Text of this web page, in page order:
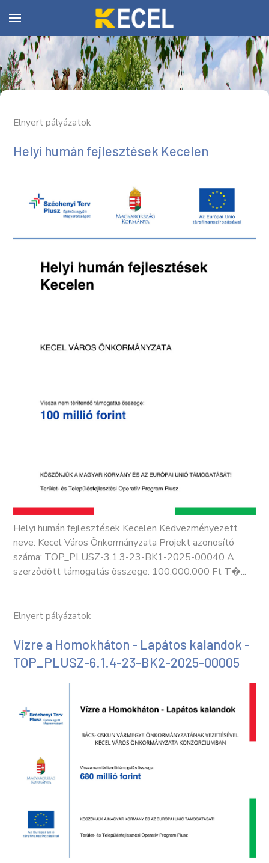
Elnyert pályázatok
Helyi humán fejlesztések Kecelen
Helyi humán fejlesztések Kecelen Kedvezményezett
neve: Kecel Város Önkormányzata Projekt azonosító
száma: TOP_PLUSZ-3.1.3-23-BK1-2025-00040 A
szerződött támogatás összege: 100.000.000 Ft T�...
Elnyert pályázatok
Vízre a Homokháton - Lapátos kalandok -
TOP_PLUSZ-6.1.4-23-BK2-2025-00005